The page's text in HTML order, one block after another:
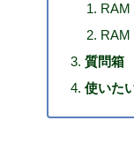
RAM
RAM
質問箱
使いた